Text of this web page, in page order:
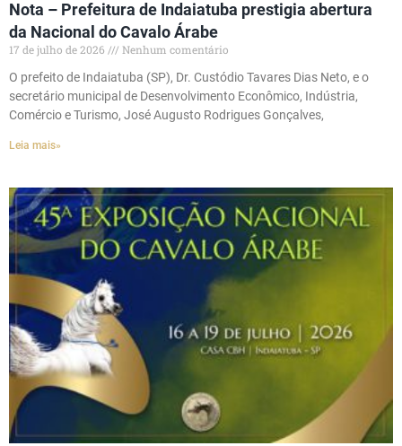
Nota – Prefeitura de Indaiatuba prestigia abertura
da Nacional do Cavalo Árabe
17 de julho de 2026
Nenhum comentário
O prefeito de Indaiatuba (SP), Dr. Custódio Tavares Dias Neto, e o
secretário municipal de Desenvolvimento Econômico, Indústria,
Comércio e Turismo, José Augusto Rodrigues Gonçalves,
Leia mais»